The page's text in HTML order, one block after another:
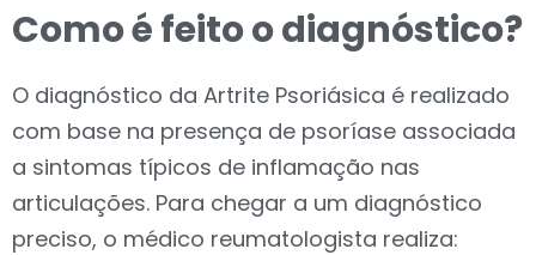
Como é feito o diagnóstico?
O diagnóstico da Artrite Psoriásica é realizado
com base na presença de psoríase associada
a sintomas típicos de inflamação nas
articulações. Para chegar a um diagnóstico
preciso, o médico reumatologista realiza: